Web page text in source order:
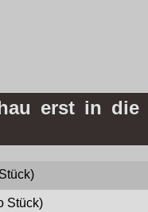
erst in
Stück)